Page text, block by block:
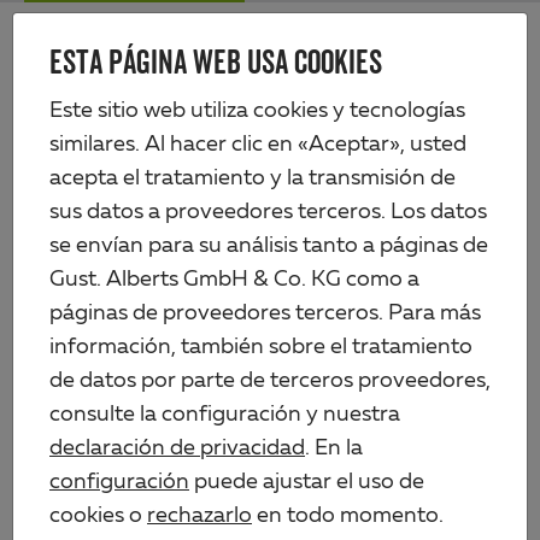
ESTA PÁGINA WEB USA COOKIES
Este sitio web utiliza cookies y tecnologías
similares. Al hacer clic en «Aceptar», usted
acepta el tratamiento y la transmisión de
sus datos a proveedores terceros. Los datos
se envían para su análisis tanto a páginas de
Gust. Alberts GmbH & Co. KG como a
páginas de proveedores terceros. Para más
información, también sobre el tratamiento
de datos por parte de terceros proveedores,
consulte la configuración y nuestra
declaración de privacidad. En la
configuración puede ajustar el uso de
cookies o rechazarlo en todo momento.
Skip
content
Alberts
Productos
Tecnología de vallas
Paneles de rejilla de varilla doble y puertas
Poste de cercado con pletina incl. lengüeta de sujeción, distancia entre